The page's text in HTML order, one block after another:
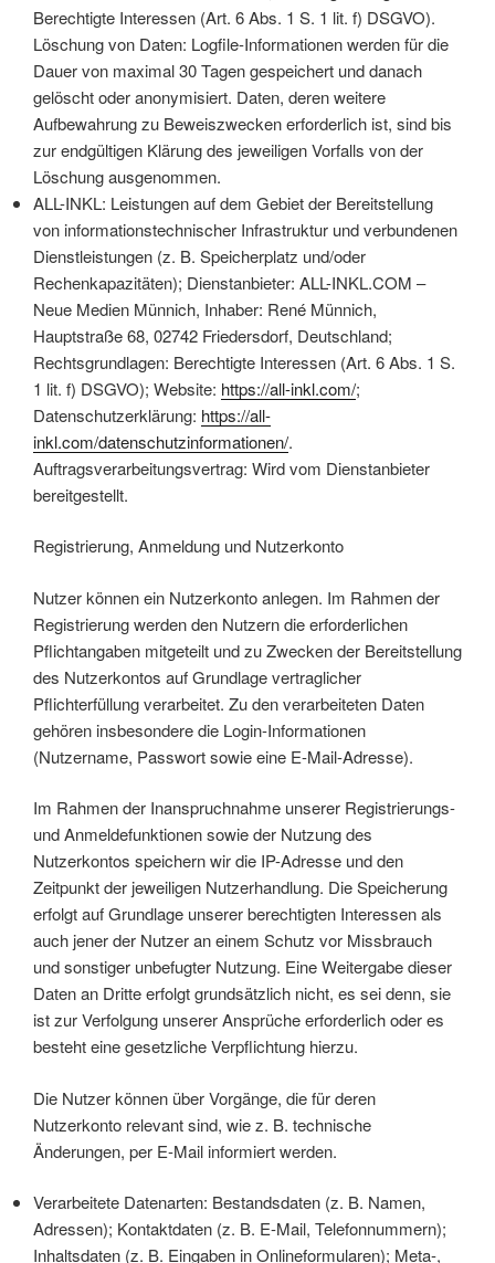
Berechtigte Interessen (Art. 6 Abs. 1 S. 1 lit. f) DSGVO).
Löschung von Daten: Logfile-Informationen werden für die
Dauer von maximal 30 Tagen gespeichert und danach
gelöscht oder anonymisiert. Daten, deren weitere
Aufbewahrung zu Beweiszwecken erforderlich ist, sind bis
zur endgültigen Klärung des jeweiligen Vorfalls von der
Löschung ausgenommen.
ALL-INKL: Leistungen auf dem Gebiet der Bereitstellung
von informationstechnischer Infrastruktur und verbundenen
Dienstleistungen (z. B. Speicherplatz und/oder
Rechenkapazitäten); Dienstanbieter: ALL-INKL.COM –
Neue Medien Münnich, Inhaber: René Münnich,
Hauptstraße 68, 02742 Friedersdorf, Deutschland;
Rechtsgrundlagen: Berechtigte Interessen (Art. 6 Abs. 1 S.
1 lit. f) DSGVO); Website: https://all-inkl.com/;
Datenschutzerklärung: https://all-
inkl.com/datenschutzinformationen/.
Auftragsverarbeitungsvertrag: Wird vom Dienstanbieter
bereitgestellt.
Registrierung, Anmeldung und Nutzerkonto
Nutzer können ein Nutzerkonto anlegen. Im Rahmen der
Registrierung werden den Nutzern die erforderlichen
Pflichtangaben mitgeteilt und zu Zwecken der Bereitstellung
des Nutzerkontos auf Grundlage vertraglicher
Pflichterfüllung verarbeitet. Zu den verarbeiteten Daten
gehören insbesondere die Login-Informationen
(Nutzername, Passwort sowie eine E-Mail-Adresse).
Im Rahmen der Inanspruchnahme unserer Registrierungs-
und Anmeldefunktionen sowie der Nutzung des
Nutzerkontos speichern wir die IP-Adresse und den
Zeitpunkt der jeweiligen Nutzerhandlung. Die Speicherung
erfolgt auf Grundlage unserer berechtigten Interessen als
auch jener der Nutzer an einem Schutz vor Missbrauch
und sonstiger unbefugter Nutzung. Eine Weitergabe dieser
Daten an Dritte erfolgt grundsätzlich nicht, es sei denn, sie
ist zur Verfolgung unserer Ansprüche erforderlich oder es
besteht eine gesetzliche Verpflichtung hierzu.
Die Nutzer können über Vorgänge, die für deren
Nutzerkonto relevant sind, wie z. B. technische
Änderungen, per E-Mail informiert werden.
Verarbeitete Datenarten: Bestandsdaten (z. B. Namen,
Adressen); Kontaktdaten (z. B. E-Mail, Telefonnummern);
Inhaltsdaten (z. B. Eingaben in Onlineformularen); Meta-,